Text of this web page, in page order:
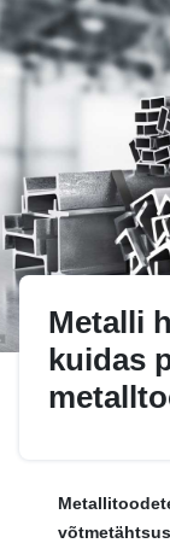
Metalli
kuidas